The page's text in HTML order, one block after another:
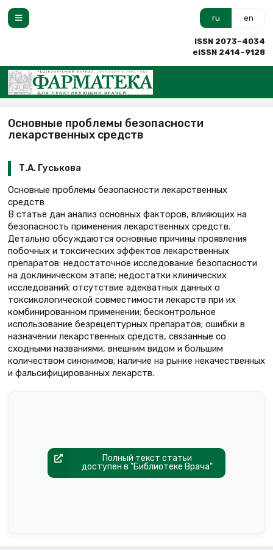
ru en
ISSN 2073–4034
eISSN 2414–9128
Основные проблемы безопасности
лекарственных средств
Т.А. Гуськова
Основные проблемы безопасности лекарственных
средств
В статье дан анализ основных факторов, влияющих на
безопасность применения лекарственных средств.
Детально обсуждаются основные причины проявления
побочных и токсических эффектов лекарственных
препаратов: недостаточное исследование безопасности
на доклиническом этапе; недостатки клинических
исследований; отсутствие адекватных данных о
токсикологической совместимости лекарств при их
комбинированном применении; бесконтрольное
использование безрецептурных препаратов; ошибки в
назначении лекарственных средств, связанные со
сходными названиями, внешним видом и большим
количеством синонимов; наличие на рынке некачественных
и фальсифицированных лекарств.
Полный текст статьи
доступен в "Библиотеке Врача"